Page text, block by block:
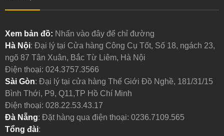
Xem bản đồ: Nhấn vào đây để chỉ đường
Hà Nội: Đại lý tại Cửa hàng Công Cụ Tốt, Số 18, ngách 23,
ngõ 87 Tân Xuân, Bắc Từ Liêm, Hà Nội
Điện thoại: 024.3757.3566
Sài Gòn: Đại lý tại cửa hàng Thế Giới Đồ Nghề, 181/31/15
Bình Thới, P9, Q11,TP Hồ Chí Minh
Điện thoại: 028.22.53.43.17
Đà Nẵng: Đặt hàng qua điện thoại: 0236.7109.565
Tổng đài: